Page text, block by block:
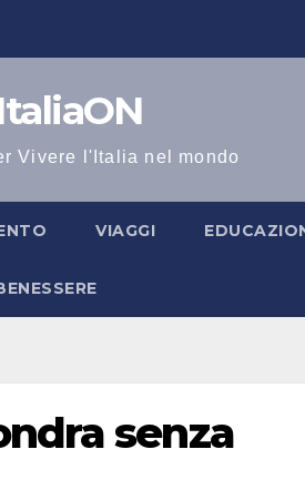
Vivere l'Italia nel mondo
VIAGGI
senza